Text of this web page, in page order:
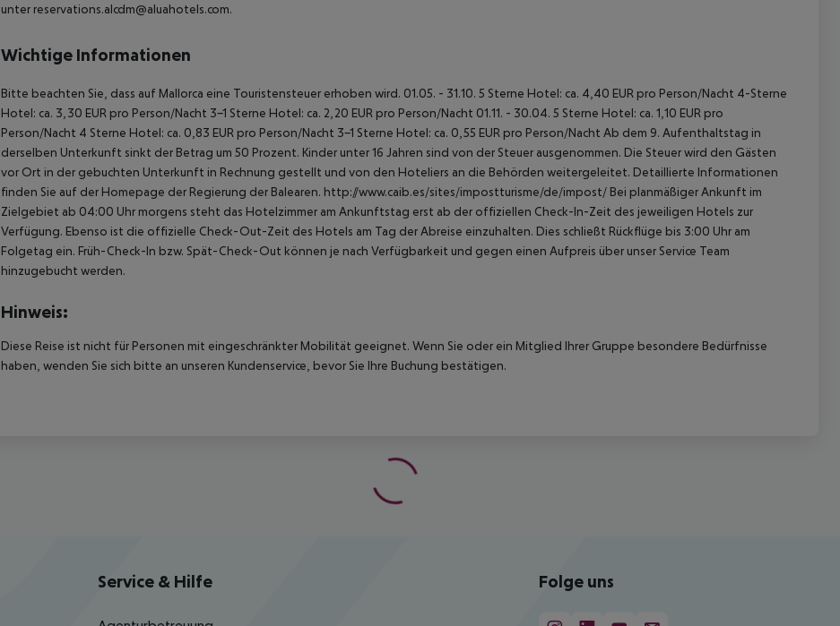
unter reservations.alcdm@aluahotels.com.
Wichtige Informationen
Bitte beachten Sie, dass auf Mallorca eine Touristensteuer erhoben wird. 01.05. - 31.10. 5 Sterne Hotel: ca. 4,40 EUR pro Person/Nacht 4-Sterne
Hotel: ca. 3,30 EUR pro Person/Nacht 3-1 Sterne Hotel: ca. 2,20 EUR pro Person/Nacht 01.11. - 30.04. 5 Sterne Hotel: ca. 1,10 EUR pro
Person/Nacht 4 Sterne Hotel: ca. 0,83 EUR pro Person/Nacht 3-1 Sterne Hotel: ca. 0,55 EUR pro Person/Nacht Ab dem 9. Aufenthaltstag in
derselben Unterkunft sinkt der Betrag um 50 Prozent. Kinder unter 16 Jahren sind von der Steuer ausgenommen. Die Steuer wird den Gästen
vor Ort in der gebuchten Unterkunft in Rechnung gestellt und von den Hoteliers an die Behörden weitergeleitet. Detaillierte Informationen
finden Sie auf der Homepage der Regierung der Balearen. http://www.caib.es/sites/impostturisme/de/impost/ Bei planmäßiger Ankunft im
Zielgebiet ab 04:00 Uhr morgens steht das Hotelzimmer am Ankunftstag erst ab der offiziellen Check-In-Zeit des jeweiligen Hotels zur
Verfügung. Ebenso ist die offizielle Check-Out-Zeit des Hotels am Tag der Abreise einzuhalten. Dies schließt Rückflüge bis 3:00 Uhr am
Folgetag ein. Früh-Check-In bzw. Spät-Check-Out können je nach Verfügbarkeit und gegen einen Aufpreis über unser Service Team
hinzugebucht werden.
Hinweis:
Diese Reise ist nicht für Personen mit eingeschränkter Mobilität geeignet. Wenn Sie oder ein Mitglied Ihrer Gruppe besondere Bedürfnisse
haben, wenden Sie sich bitte an unseren Kundenservice, bevor Sie Ihre Buchung bestätigen.
Service & Hilfe Folge uns